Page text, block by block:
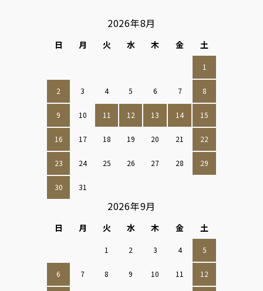
2026年8月
日 月 火 水 木 金 土
1
2 3 4 5 6 7 8
9 10 11 12 13 14 15
16 17 18 19 20 21 22
23 24 25 26 27 28 29
30 31
2026年9月
日 月 火 水 木 金 土
1 2 3 4 5
6 7 8 9 10 11 12